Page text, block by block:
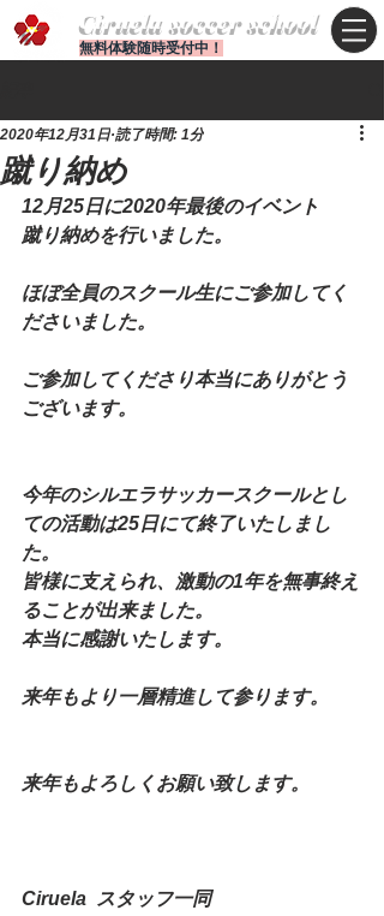
Ciruela soccer school
無料体験随時受付中！
蹴り納め
2020年12月31日 読了時間: 1分
12月25日に2020年最後のイベント
蹴り納めを行いました。
ほぼ全員のスクール生にご参加してく
ださいました。
ご参加してくださり本当にありがとう
ございます。
今年のシルエラサッカースクールとし
ての活動は25日にて終了いたしまし
た。
皆様に支えられ、激動の1年を無事終え
ることが出来ました。
本当に感謝いたします。
来年もより一層精進して参ります。
来年もよろしくお願い致します。
Ciruela  スタッフ一同